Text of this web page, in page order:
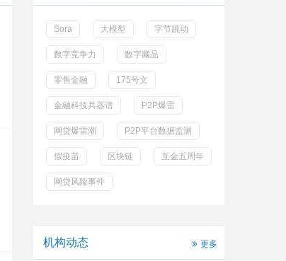
Sora 大模型 字节跳动
数字竞争力 数字藏品
零售金融 175号文
金融科技兵器谱 P2P爆雷
网贷爆雷潮 P2P平台数据监测
假疫苗 区块链 互金五周年
网贷风险事件
机构动态 更多